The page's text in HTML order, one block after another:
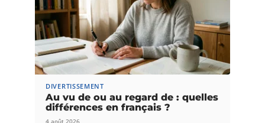
DIVERTISSEMENT
Au vu de ou au regard de : quelles
différences en français ?
4 août 2026